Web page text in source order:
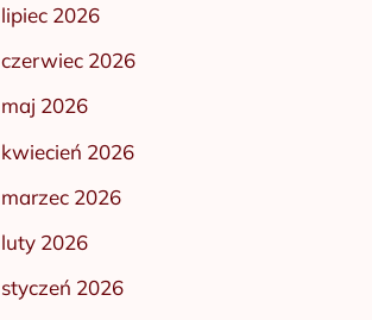
lipiec 2026
czerwiec 2026
maj 2026
kwiecień 2026
marzec 2026
luty 2026
styczeń 2026